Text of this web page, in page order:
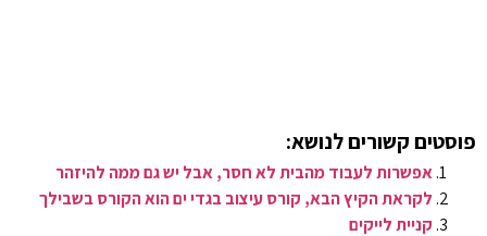
פוסטים קשורים לנושא:
אפשרות לעבוד מהבית לא חסר, אבל יש גם ממה להיזהר
לקראת הקיץ הבא, קורס עיצוב בגדי ים הוא הקורס בשבילך
קניית לייקים